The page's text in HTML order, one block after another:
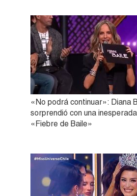
«No podrá continuar»: Diana
sorprendió con una
«Fiebre de Baile»